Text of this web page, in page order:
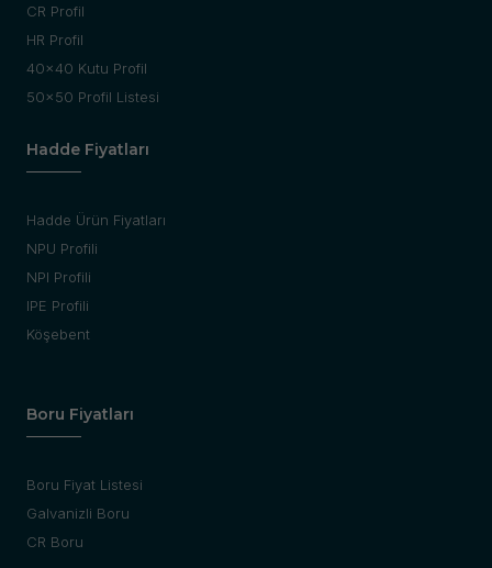
CR Profil
HR Profil
40x40 Kutu Profil
50x50 Profil Listesi
Hadde Fiyatları
Hadde Ürün Fiyatları
NPU Profili
NPI Profili
IPE Profili
Köşebent
Boru Fiyatları
Boru Fiyat Listesi
Galvanizli Boru
CR Boru